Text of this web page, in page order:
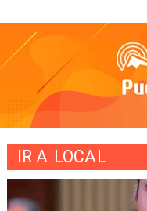
IR A LOCAL